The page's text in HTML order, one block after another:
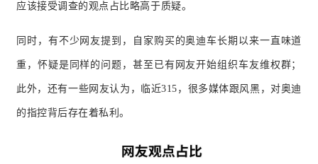
应该接受调查的观点占比略高于质疑。
同时，有不少网友提到，自家购买的奥迪车长期以来一直味道
重，怀疑是同样的问题，甚至已有网友开始组织车友维权群；
此外，还有一些网友认为，临近315，很多媒体跟风黑，对奥迪
的指控背后存在着私利。